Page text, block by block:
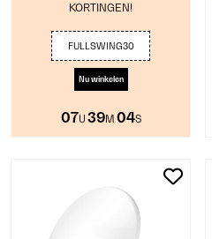
KORTINGEN!
FULLSWING30
Nu winkelen
07U 39M 03S